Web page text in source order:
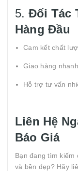
5. Đối Tác
Hàng Đầu
Cam kết chất
Giao hàng
Hỗ trợ tư vấn
Liên Hệ
Báo Giá
Bạn đang tìm kiếm
và bền đẹp? Hãy